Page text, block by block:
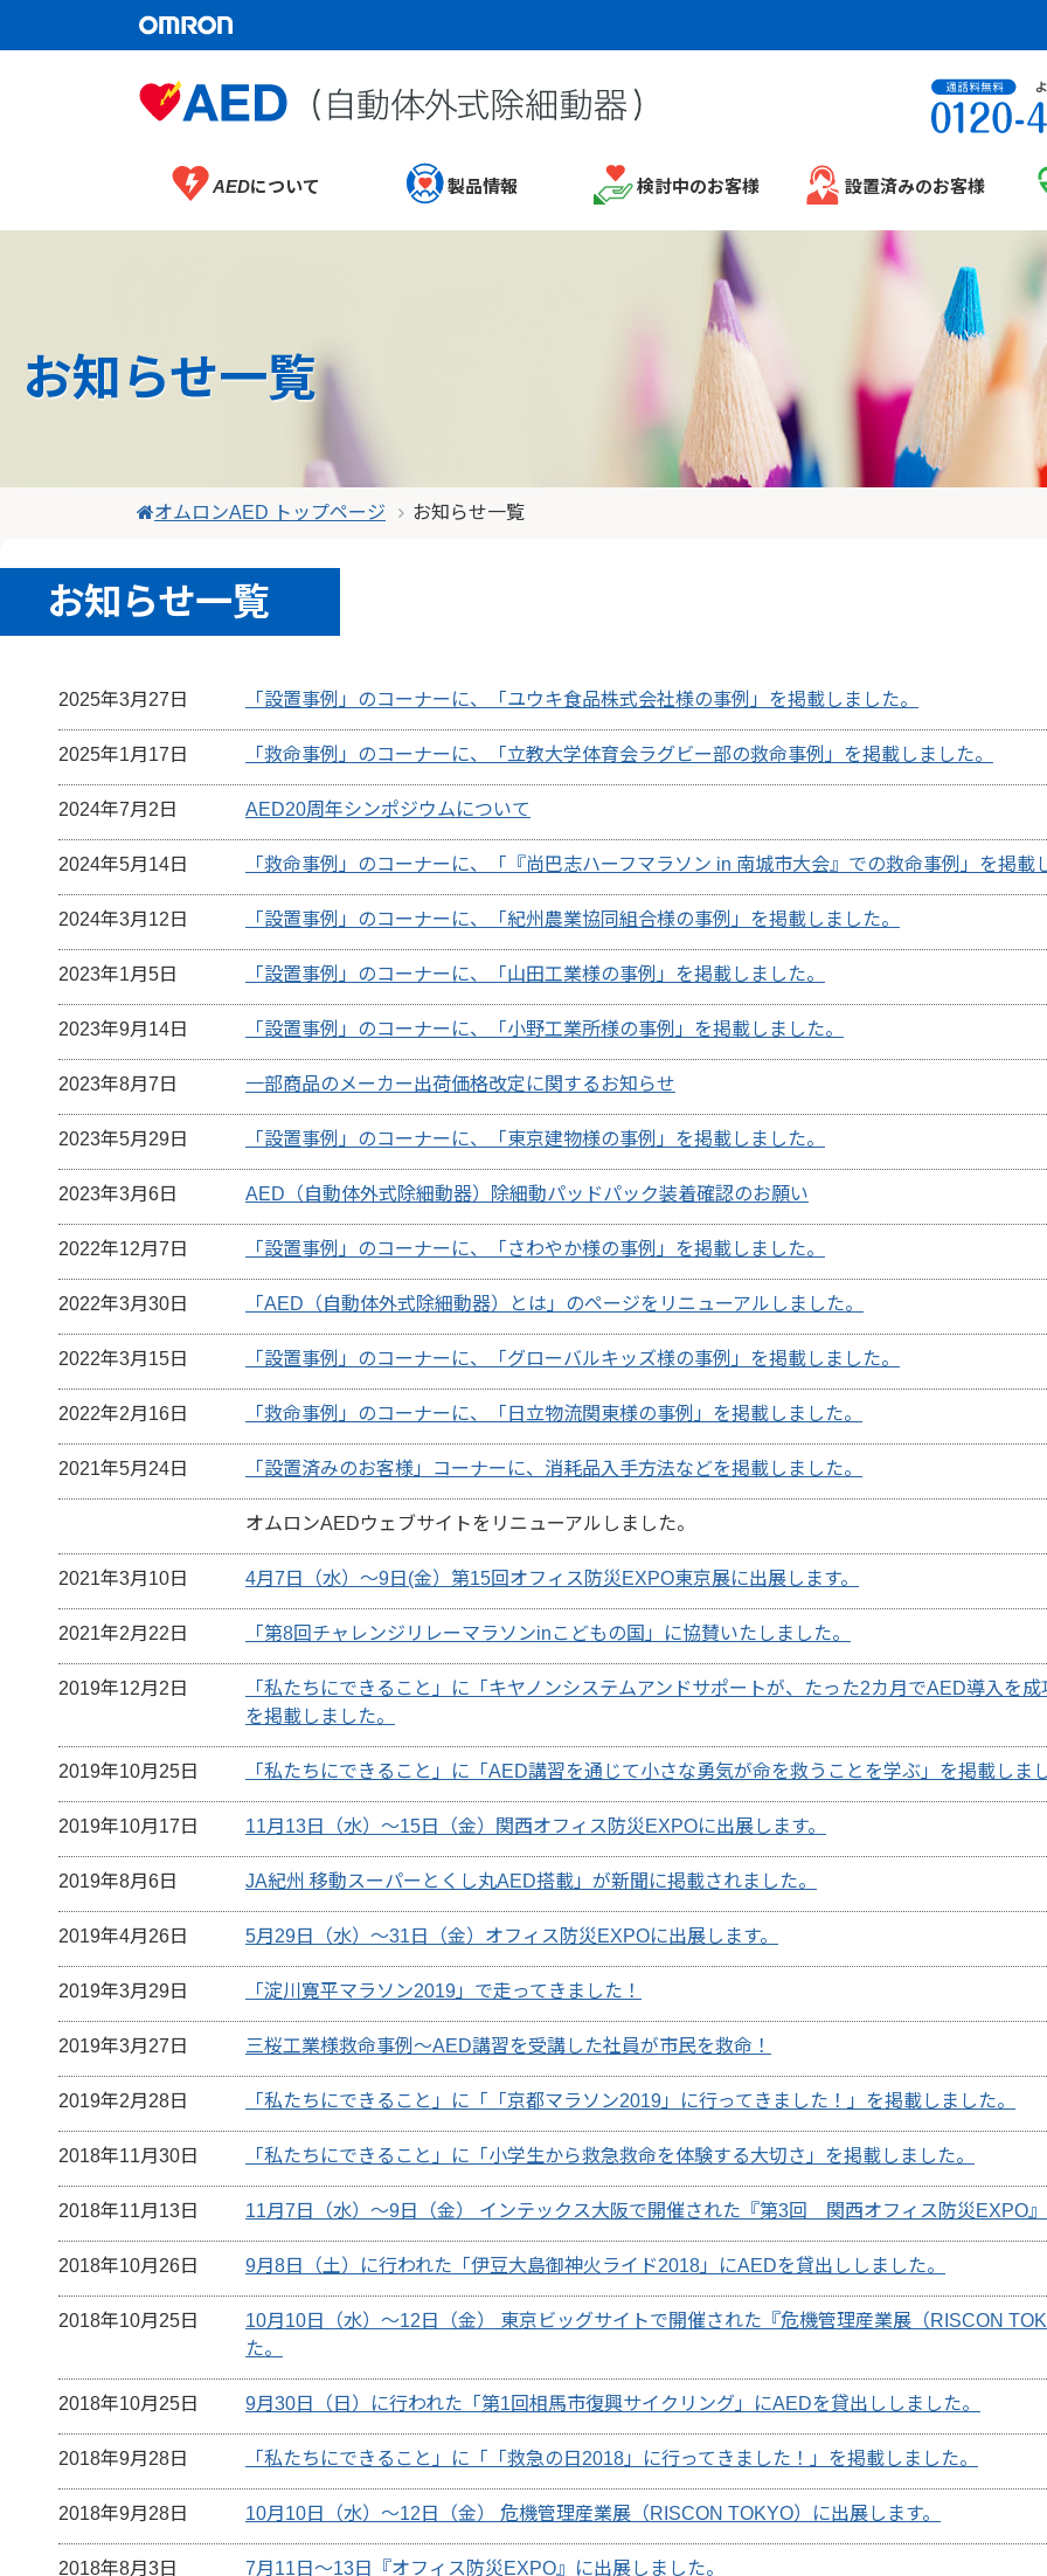
AEDについて 製品情報 検討中のお客様 設置済みのお客様
お知らせ一覧
オムロンAED トップページ お知らせ一覧
お知らせ一覧
2025年3月27日 「設置事例」のコーナーに、「ユウキ食品株式会社様の事例」を掲載しました。
2025年1月17日 「救命事例」のコーナーに、「立教大学体育会ラグビー部の救命事例」を掲載しました。
2024年7月2日 AED20周年シンポジウムについて
2024年5月14日 「救命事例」のコーナーに、「『尚巴志ハーフマラソン in 南城市大会』での救命事例」を掲載
2024年3月12日 「設置事例」のコーナーに、「紀州農業協同組合様の事例」を掲載しました。
2023年1月5日 「設置事例」のコーナーに、「山田工業様の事例」を掲載しました。
2023年9月14日 「設置事例」のコーナーに、「小野工業所様の事例」を掲載しました。
2023年8月7日 一部商品のメーカー出荷価格改定に関するお知らせ
2023年5月29日 「設置事例」のコーナーに、「東京建物様の事例」を掲載しました。
2023年3月6日 AED（自動体外式除細動器）除細動パッドパック装着確認のお願い
2022年12月7日 「設置事例」のコーナーに、「さわやか様の事例」を掲載しました。
2022年3月30日 「AED（自動体外式除細動器）とは」のページをリニューアルしました。
2022年3月15日 「設置事例」のコーナーに、「グローバルキッズ様の事例」を掲載しました。
2022年2月16日 「救命事例」のコーナーに、「日立物流関東様の事例」を掲載しました。
2021年5月24日 「設置済みのお客様」コーナーに、消耗品入手方法などを掲載しました。
オムロンAEDウェブサイトをリニューアルしました。
2021年3月10日 4月7日（水）～9日(金）第15回オフィス防災EXPO東京展に出展します。
2021年2月22日 「第8回チャレンジリレーマラソンinこどもの国」に協賛いたしました。
2019年12月2日
「私たちにできること」に「キヤノンシステムアンドサポートが、たった2カ月でAED導入を成
を掲載しました。
2019年10月25日 「私たちにできること」に「AED講習を通じて小さな勇気が命を救うことを学ぶ」を掲載しまし
2019年10月17日 11月13日（水）～15日（金）関西オフィス防災EXPOに出展します。
2019年8月6日 JA紀州 移動スーパーとくし丸AED搭載」が新聞に掲載されました。
2019年4月26日 5月29日（水）～31日（金）オフィス防災EXPOに出展します。
2019年3月29日 「淀川寛平マラソン2019」で走ってきました！
2019年3月27日 三桜工業様救命事例～AED講習を受講した社員が市民を救命！
2019年2月28日 「私たちにできること」に「「京都マラソン2019」に行ってきました！」を掲載しました。
2018年11月30日 「私たちにできること」に「小学生から救急救命を体験する大切さ」を掲載しました。
2018年11月13日 11月7日（水）～9日（金） インテックス大阪で開催された『第3回 関西オフィス防災EXPO』
2018年10月26日 9月8日（土）に行われた「伊豆大島御神火ライド2018」にAEDを貸出ししました。
2018年10月25日
10月10日（水）～12日（金） 東京ビッグサイトで開催された『危機管理産業展（RISCON
た。
2018年10月25日 9月30日（日）に行われた「第1回相馬市復興サイクリング」にAEDを貸出ししました。
2018年9月28日 「私たちにできること」に「「救急の日2018」に行ってきました！」を掲載しました。
2018年9月28日 10月10日（水）～12日（金） 危機管理産業展（RISCON TOKYO）に出展します。
2018年8月3日 7月11日～13日『オフィス防災EXPO』に出展しました。